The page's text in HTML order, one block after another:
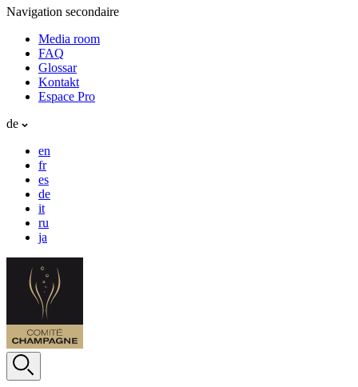
Navigation secondaire
Media room
FAQ
Glossar
Kontakt
Espace Pro
de
en
fr
es
de
it
ru
ja